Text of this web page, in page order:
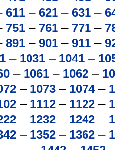
611– 621– 631–
751– 761– 771–
891– 901– 911–
– 1031– 1041–
– 1061 – 1062 –
– 1073– 1074–
– 1112– 1122–
– 1232– 1242–
– 1352– 1362–